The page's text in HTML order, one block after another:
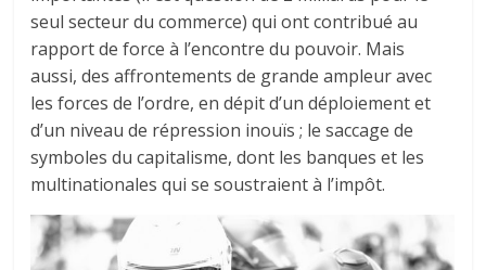
seul secteur du commerce) qui ont contribué au
rapport de force à l’encontre du pouvoir. Mais
aussi, des affrontements de grande ampleur avec
les forces de l’ordre, en dépit d’un déploiement et
d’un niveau de répression inouïs ; le saccage de
symboles du capitalisme, dont les banques et les
multinationales qui se soustraient à l’impôt.